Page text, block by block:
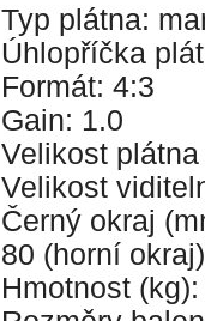
Typ plátna:
Úhlopříčka
Formát: 4:3
Gain: 1.0
Velikost
Velikost
Černý okraj
80 (horní okraj)
Hmotnost